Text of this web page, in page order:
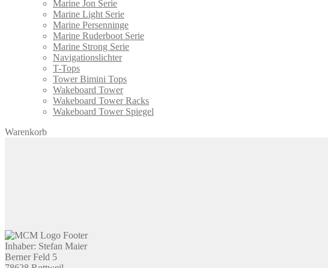
Marine Jon Serie
Marine Light Serie
Marine Persenninge
Marine Ruderboot Serie
Marine Strong Serie
Navigationslichter
T-Tops
Tower Bimini Tops
Wakeboard Tower
Wakeboard Tower Racks
Wakeboard Tower Spiegel
Warenkorb
Inhaber: Stefan Maier
Berner Feld 5